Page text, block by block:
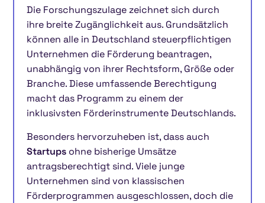
Die Forschungszulage zeichnet sich durch
ihre breite Zugänglichkeit aus. Grundsätzlich
können alle in Deutschland steuerpflichtigen
Unternehmen die Förderung beantragen,
unabhängig von ihrer Rechtsform, Größe oder
Branche. Diese umfassende Berechtigung
macht das Programm zu einem der
inklusivsten Förderinstrumente Deutschlands.
Besonders hervorzuheben ist, dass auch
Startupsohne bisherige Umsätze
antragsberechtigt sind. Viele junge
Unternehmen sind von klassischen
Förderprogrammen ausgeschlossen, doch die